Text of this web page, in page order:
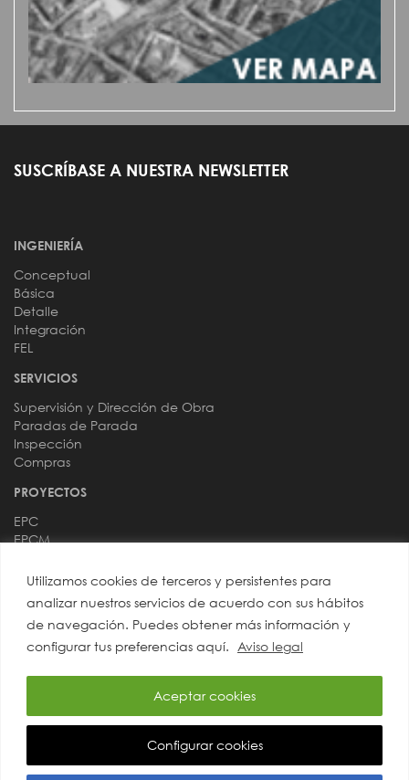
Utilizamos cookies de terceros y persistentes para
analizar nuestros servicios de acuerdo con sus hábitos
de navegación. Puedes obtener más información y
configurar tus preferencias aquí.
Aviso legal
Configurar cookies
Aceptar cookies
SUSCRÍBASE A NUESTRA NEWSLETTER
INGENIERÍA
Conceptual
Básica
Detalle
Integración
FEL
SERVICIOS
Supervisión y Dirección de Obra
Paradas de Parada
Inspección
Compras
PROYECTOS
EPC
EPCM
Procesos
Instrumentación
Equipos Mecánicos
© 2025 - EIA21